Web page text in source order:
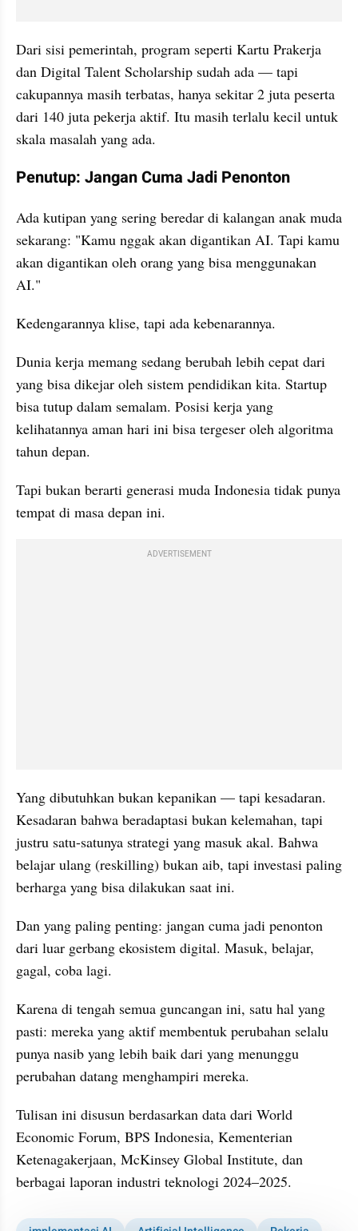
Dari sisi pemerintah, program seperti Kartu Prakerja
dan Digital Talent Scholarship sudah ada — tapi
cakupannya masih terbatas, hanya sekitar 2 juta peserta
dari 140 juta pekerja aktif. Itu masih terlalu kecil untuk
skala masalah yang ada.
Penutup: Jangan Cuma Jadi Penonton
Ada kutipan yang sering beredar di kalangan anak muda
sekarang: "Kamu nggak akan digantikan AI. Tapi kamu
akan digantikan oleh orang yang bisa menggunakan
AI."
Kedengarannya klise, tapi ada kebenarannya.
Dunia kerja memang sedang berubah lebih cepat dari
yang bisa dikejar oleh sistem pendidikan kita. Startup
bisa tutup dalam semalam. Posisi kerja yang
kelihatannya aman hari ini bisa tergeser oleh algoritma
tahun depan.
Tapi bukan berarti generasi muda Indonesia tidak punya
tempat di masa depan ini.
ADVERTISEMENT
Yang dibutuhkan bukan kepanikan — tapi kesadaran.
Kesadaran bahwa beradaptasi bukan kelemahan, tapi
justru satu-satunya strategi yang masuk akal. Bahwa
belajar ulang (reskilling) bukan aib, tapi investasi paling
berharga yang bisa dilakukan saat ini.
Dan yang paling penting: jangan cuma jadi penonton
dari luar gerbang ekosistem digital. Masuk, belajar,
gagal, coba lagi.
Karena di tengah semua guncangan ini, satu hal yang
pasti: mereka yang aktif membentuk perubahan selalu
punya nasib yang lebih baik dari yang menunggu
perubahan datang menghampiri mereka.
Tulisan ini disusun berdasarkan data dari World
Economic Forum, BPS Indonesia, Kementerian
Ketenagakerjaan, McKinsey Global Institute, dan
berbagai laporan industri teknologi 2024–2025.